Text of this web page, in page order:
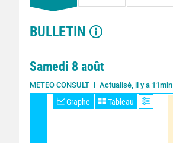
BULLETIN
Samedi 8 août
METEO CONSULT Actualisé, il y a 11min
Graphe Tableau